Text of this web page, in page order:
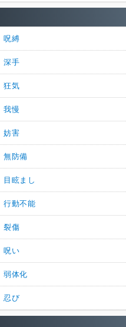
呪縛
深手
狂気
我慢
妨害
無防備
目眩まし
行動不能
裂傷
呪い
弱体化
忍び